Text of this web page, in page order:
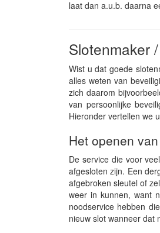
laat dan a.u.b. daarna
Slotenmaker
Wist u dat goede
alles weten van
zich daarom
van persoonlijke
Hieronder vertellen we
Het openen
De service die voor
afgesloten zijn. Een
afgebroken sleutel of
weer in kunnen, want
noodservice hebben
nieuw slot wanneer dat